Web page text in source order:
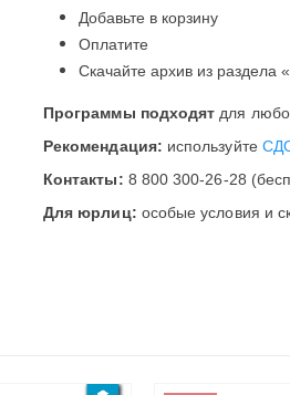
Добавьте в корзину
Оплатите
Скачайте архив из раздела
Программы подходят для
Рекомендация: используйте
Контакты: 8 800 300-26-28
Для юрлиц: особые условия и